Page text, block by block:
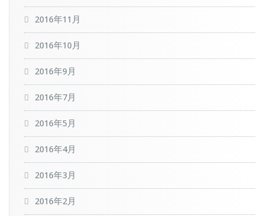
2016年11月
2016年10月
2016年9月
2016年7月
2016年5月
2016年4月
2016年3月
2016年2月